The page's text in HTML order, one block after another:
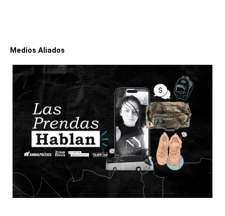
Medios Aliados